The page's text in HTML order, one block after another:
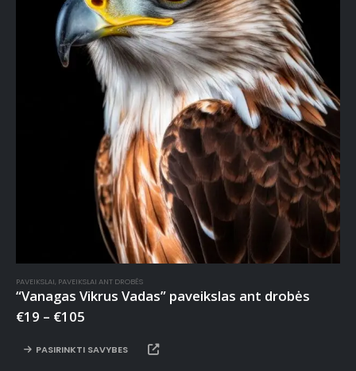
PAVEIKSLAI, PAVEIKSLAI ANT DROBĖS
“Vanagas Vikrus Vadas” paveikslas ant drobės
€19 – €105
PASIRINKTI SAVYBES